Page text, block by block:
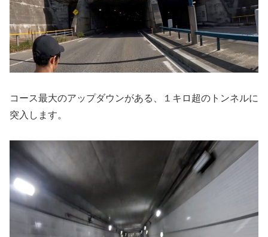
コース最大のアップダウンがある、１キロ超のトンネルに
突入します。